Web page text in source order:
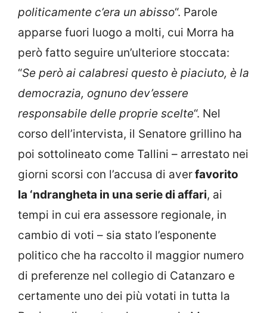
politicamente c’era un abisso“. Parole
apparse fuori luogo a molti, cui Morra ha
però fatto seguire un’ulteriore stoccata:
“Se però ai calabresi questo è piaciuto, è la
democrazia, ognuno dev’essere
responsabile delle proprie scelte“. Nel
corso dell’intervista, il Senatore grillino ha
poi sottolineato come Tallini – arrestato nei
giorni scorsi con l’accusa di averfavorito
la ‘ndrangheta in una serie di affari, ai
tempi in cui era assessore regionale, in
cambio di voti – sia stato l’esponente
politico che ha raccolto il maggior numero
di preferenze nel collegio di Catanzaro e
certamente uno dei più votati in tutta la